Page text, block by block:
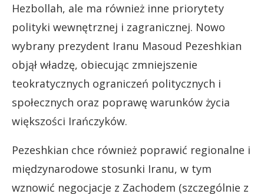
Hezbollah, ale ma również inne priorytety
polityki wewnętrznej i zagranicznej. Nowo
wybrany prezydent Iranu Masoud Pezeshkian
objął władzę, obiecując zmniejszenie
teokratycznych ograniczeń politycznych i
społecznych oraz poprawę warunków życia
większości Irańczyków.
Pezeshkian chce również poprawić regionalne i
międzynarodowe stosunki Iranu, w tym
wznowić negocjacje z Zachodem (szczególnie z